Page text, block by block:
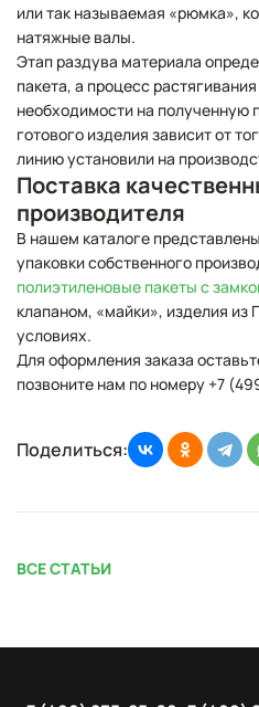
или так называемая «рюмка»,
натяжные валы.
Этап раздува материала
пакета, а процесс
необходимости на полученную
готового изделия зависит от
линию установили на
Поставка
производителя
В нашем каталоге
упаковки собственного
полиэтиленовые пакеты с
клапаном, «майки», изделия
условиях.
Для оформления заказа
позвоните нам по номеру +7
Поделиться:
ВСЕ СТАТЬИ